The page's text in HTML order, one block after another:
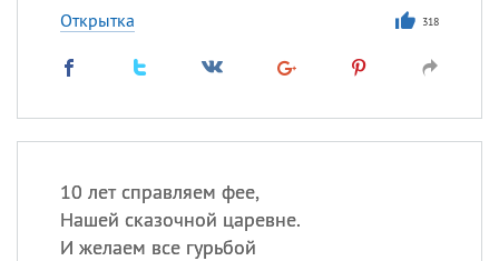
Открытка 318
10 лет справляем фее,
Нашей сказочной царевне.
И желаем все гурьбой